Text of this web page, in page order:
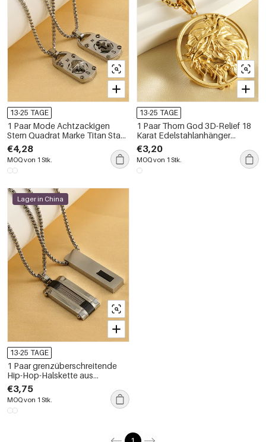
13-25 TAGE
1 Paar Mode Achtzackigen
Stern Quadrat Marke Titan Stahl
Anhänger Halskette Retro
Persönlichkeit Stahl Anker
Halskette Unisex männer
halskette
€4,28
MOQ von 1 Stk.
13-25 TAGE
1 Paar Thorn God 3D-Relief 18
Karat Edelstahlanhänger
trendige grenzüberschreitende
Retro-Halskette aus Titanstahl
für Herren und Damen, Unisex-
Herrenhalskette
€3,20
MOQ von 1 Stk.
Lager in China
13-25 TAGE
1 Paar grenzüberschreitende
Hip-Hop-Halskette aus
hochwertigem Edelstahl mit
quadratischem Anhänger und
Nischendesign, trendige
rechteckige Zirkonia-Halskette
€3,75
MOQ von 1 Stk.
1